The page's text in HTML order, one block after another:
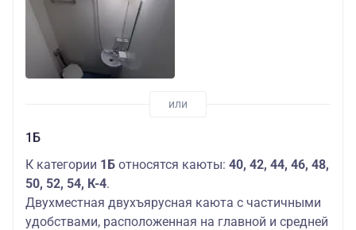
1Б
К категории 1Б относятся каюты: 40, 42, 44, 46, 48,
50, 52, 54, К-4.
Двухместная двухъярусная каюта с частичными
удобствами, расположенная на главной и средней